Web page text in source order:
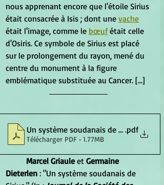
nous apprenant encore que l'étoile Sirius
était consacrée à Isis ; dont une vache
était l'image, comme le bœuf était celle
d'Osiris. Ce symbole de Sirius est placé
sur le prolongement du rayon, mené du
centre du monument à la figure
emblématique substituée au Cancer. [...]
Un système soudanais de Sirius
.pdf
Télécharger PDF • 1.77MB
Marcel Griaule et Germaine
Dieterlen : "Un système soudanais de